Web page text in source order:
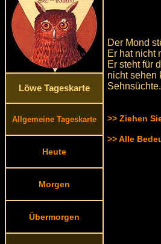
Löwe Tageskarte
Allgemeine Tageskarte
Heute
Morgen
Übermorgen
Der Mond
Er hat nicht
Er steht für
nicht sehen
Sehnsüchte.
>> Ziehen
>> Alle